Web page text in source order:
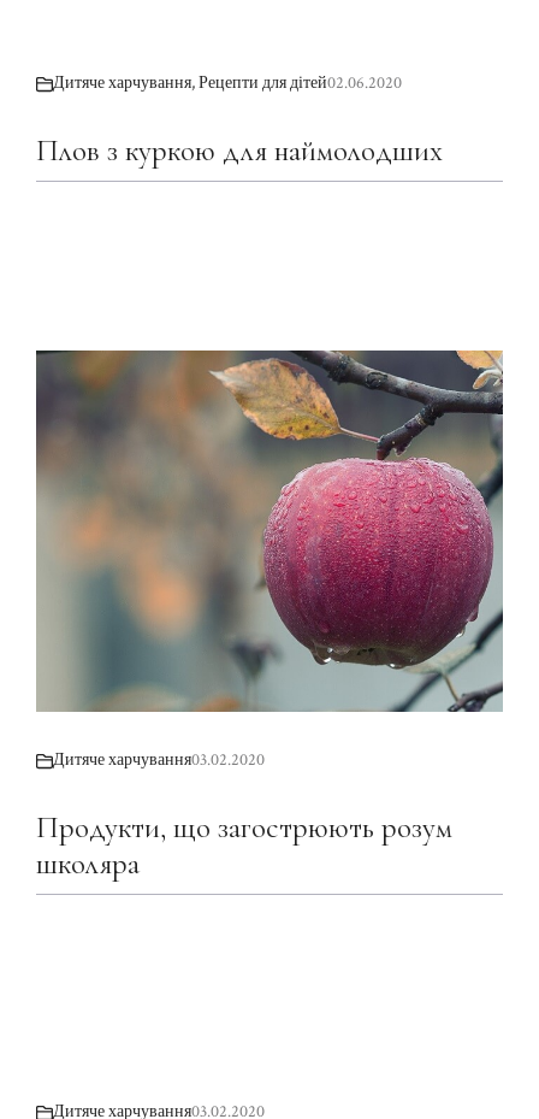
Дитяче харчування,Рецепти для дітей02.06.2020
Плов з куркою для наймолодших
Дитяче харчування03.02.2020
Продукти, що загострюють розум
школяра
Дитяче харчування03.02.2020